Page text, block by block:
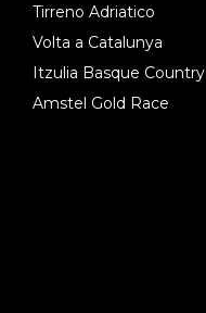
Tirreno Adriatico
Volta a Catalunya
Itzulia Basque Country
Amstel Gold Race